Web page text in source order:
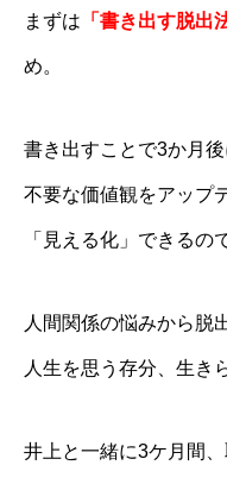
まずは 「書き出す脱出
め。
書き出すことで3か月
不要な価値観をアップ
「見える化」できるの
人間関係の悩みから脱
人生を思う存分、生き
井上と一緒に3ケ月間